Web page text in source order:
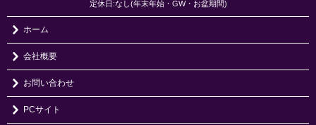
定休日:なし(年末年始・GW・お盆期間)
ホーム
会社概要
お問い合わせ
PCサイト